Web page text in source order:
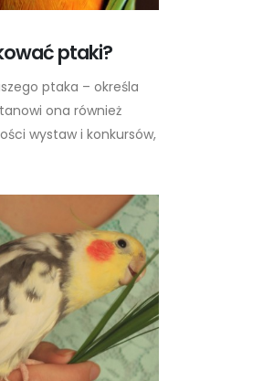
ptaki?
ptaka – określa
ona również
wystaw i konkursów,